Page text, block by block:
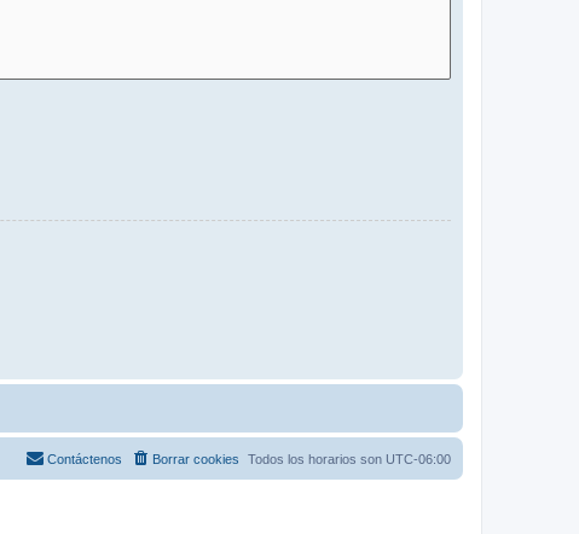
Todos los horarios son UTC-06:00
Borrar cookies
Contáctenos